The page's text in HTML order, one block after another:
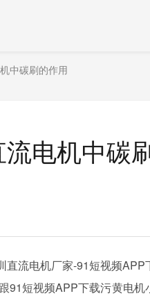
中碳刷的作用
电机中碳
直流电机厂家-91短视频APP
91短视频APP下载污黄电机